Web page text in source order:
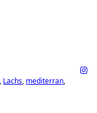
Lachs mediterran